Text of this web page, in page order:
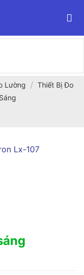
Lường / Thiết Bị Đo